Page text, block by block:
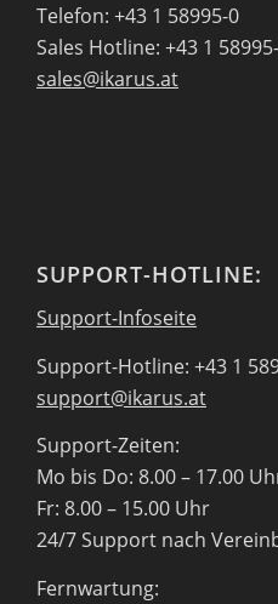
Telefon: +43 1 58995-0
Sales Hotline: +43 1
sales@ikarus.at
SUPPORT-HOTLINE:
Support-Infoseite
Support-Hotline: +43 1
support@ikarus.at
Support-Zeiten:
Mo bis Do: 8.00 – 17.00
Fr: 8.00 – 15.00 Uhr
24/7 Support nach
Fernwartung: